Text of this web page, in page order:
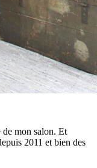
de mon salon. Et
2011 et bien des